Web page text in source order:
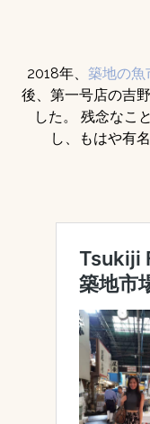
2018年、 築地の魚
後、第一号店の吉
した。 残念なこ
し、もはや有